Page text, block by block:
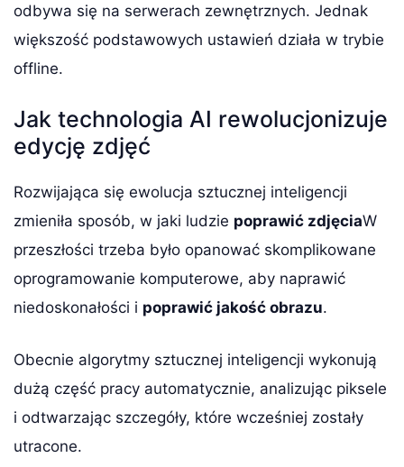
odbywa się na serwerach zewnętrznych. Jednak
większość podstawowych ustawień działa w trybie
offline.
Jak technologia AI rewolucjonizuje
edycję zdjęć
Rozwijająca się ewolucja sztucznej inteligencji
zmieniła sposób, w jaki ludzie poprawić zdjęciaW
przeszłości trzeba było opanować skomplikowane
oprogramowanie komputerowe, aby naprawić
niedoskonałości i poprawić jakość obrazu.
Obecnie algorytmy sztucznej inteligencji wykonują
dużą część pracy automatycznie, analizując piksele
i odtwarzając szczegóły, które wcześniej zostały
utracone.